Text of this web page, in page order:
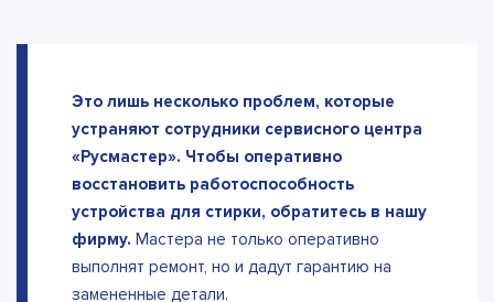
Это лишь несколько проблем, которые
устраняют сотрудники сервисного центра
«Русмастер». Чтобы оперативно
восстановить работоспособность
устройства для стирки, обратитесь в нашу
фирму. Мастера не только оперативно
выполнят ремонт, но и дадут гарантию на
замененные детали.